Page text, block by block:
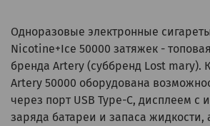
Одноразовые электронные
Nicotine+Ice 50000 затяжек -
бренда Artery (суббренд Lost mary).
Artery 50000 оборудована
через порт USB Type-C, дисплеем с
заряда батареи и запаса жидкости,